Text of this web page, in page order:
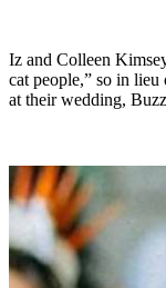
Iz and Colleen
cat people,” so in
at their wedding,